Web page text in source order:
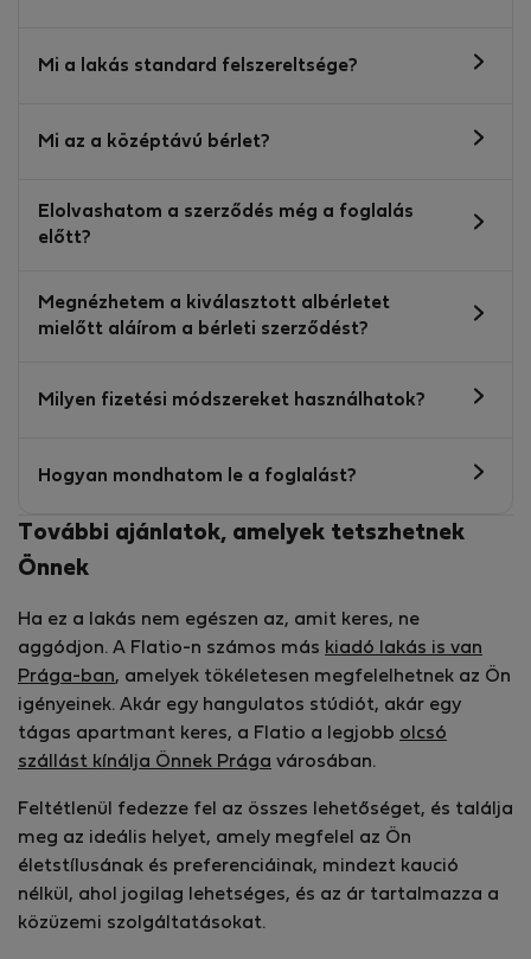
Mi a lakás standard felszereltsége?
Mi az a középtávú bérlet?
Elolvashatom a szerződés még a foglalás
előtt?
Megnézhetem a kiválasztott albérletet
mielőtt aláírom a bérleti szerződést?
Milyen fizetési módszereket használhatok?
Hogyan mondhatom le a foglalást?
További ajánlatok, amelyek tetszhetnek
Önnek
Ha ez a lakás nem egészen az, amit keres, ne
aggódjon. A Flatio-n számos más kiadó lakás is van
Prága-ban, amelyek tökéletesen megfelelhetnek az Ön
igényeinek. Akár egy hangulatos stúdiót, akár egy
tágas apartmant keres, a Flatio a legjobb olcsó
szállást kínálja Önnek Prága városában.
Feltétlenül fedezze fel az összes lehetőséget, és találja
meg az ideális helyet, amely megfelel az Ön
életstílusának és preferenciáinak, mindezt kaució
nélkül, ahol jogilag lehetséges, és az ár tartalmazza a
közüzemi szolgáltatásokat.